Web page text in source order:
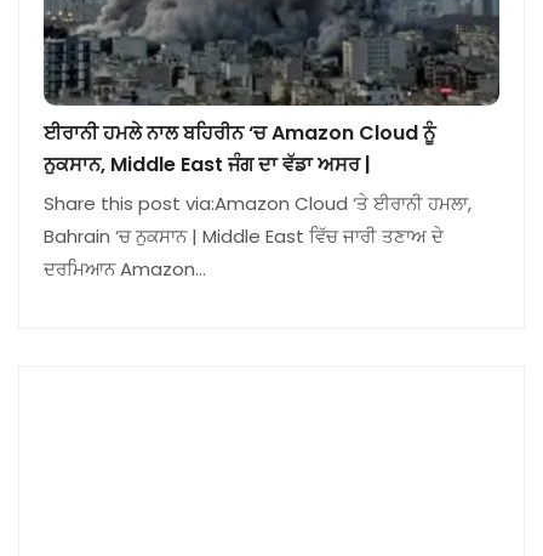
ਈਰਾਨੀ ਹਮਲੇ ਨਾਲ ਬਹਿਰੀਨ ‘ਚ Amazon Cloud ਨੂੰ
ਨੁਕਸਾਨ, Middle East ਜੰਗ ਦਾ ਵੱਡਾ ਅਸਰ |
Share this post via:Amazon Cloud ‘ਤੇ ਈਰਾਨੀ ਹਮਲਾ,
Bahrain ‘ਚ ਨੁਕਸਾਨ | Middle East ਵਿੱਚ ਜਾਰੀ ਤਣਾਅ ਦੇ
ਦਰਮਿਆਨ Amazon…